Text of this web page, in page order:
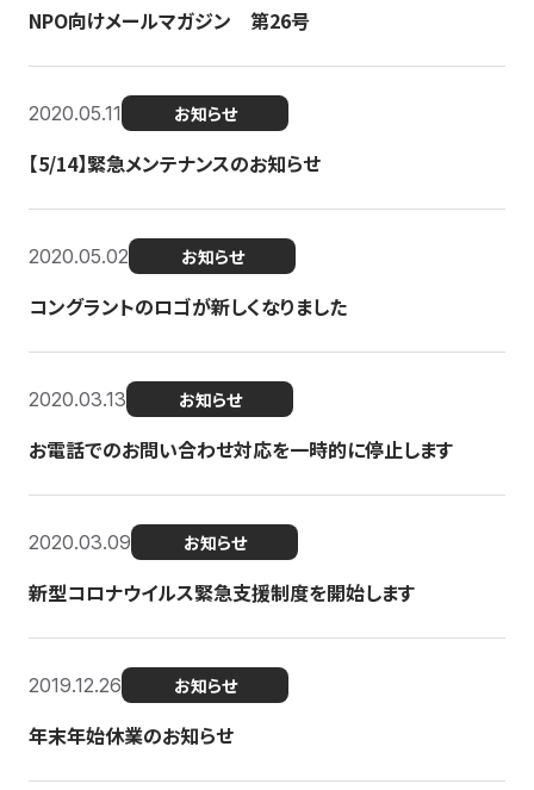
NPO向けメールマガジン 第26号
2020.05.11 お知らせ
【5/14】緊急メンテナンスのお知らせ
2020.05.02 お知らせ
コングラントのロゴが新しくなりました
2020.03.13 お知らせ
お電話でのお問い合わせ対応を一時的に停止します
2020.03.09 お知らせ
新型コロナウイルス緊急支援制度を開始します
2019.12.26 お知らせ
年末年始休業のお知らせ